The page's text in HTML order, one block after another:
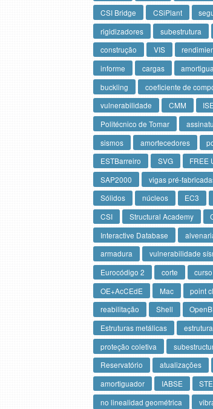
CSI Bridge
CSiPlant
rigidizadores
subestrutura
construção
VIS
informe
cargas
buckling
coeficiente de
vulnerabilidade
CMM
Politécnico de Tomar
sismos
amortecedores
ESTBarreiro
SVG FREE
SAP2000
vigas pré-
Sólidos
núcleos EC3
CSI
Structural Academy
Interactive Database
armadura
vulnerabilidade
Eurocódigo 2
corte curso
OE+AcCEdE
Mac point
reabilitação
Shell
Estruturas metálicas
proteção coletiva
Reservatório
atualizações
amortiguador
IABSE
no linealidad geométrica